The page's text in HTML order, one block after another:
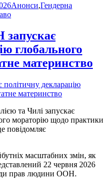
Анонси,Гендерна
глобального
материнство
та Чилі запускає
мораторію щодо практики
повідомляє
масштабних змін, як
22 червня 2026
прав людини ООН.